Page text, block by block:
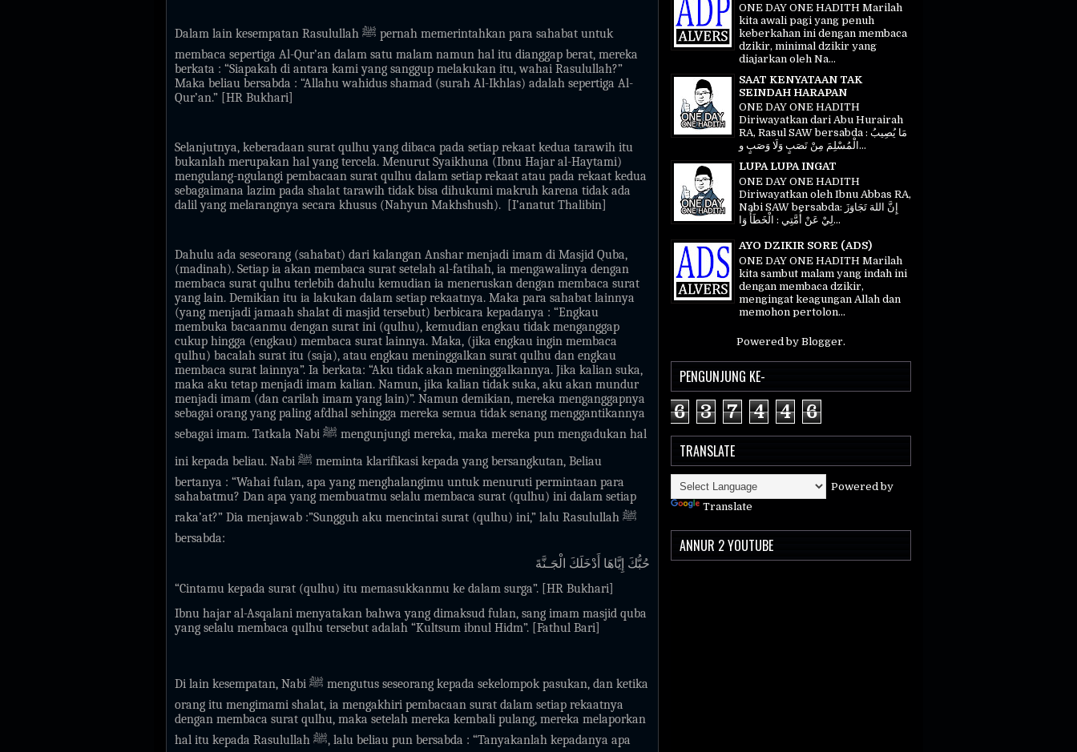
Dalam lain kesempatan Rasulullah ﷺ pernah memerintahkan para sahabat untuk
membaca sepertiga Al-Qur’an dalam satu malam namun hal itu dianggap berat, mereka
berkata : “Siapakah di antara kami yang sanggup melakukan itu, wahai Rasulullah?”
Maka beliau bersabda : “Allahu wahidus shamad (surah Al-Ikhlas) adalah sepertiga Al-
Qur’an.” [HR Bukhari]
Selanjutnya, keberadaan surat qulhu yang dibaca pada setiap rekaat kedua tarawih itu
bukanlah merupakan hal yang tercela. Menurut Syaikhuna (Ibnu Hajar al-Haytami)
mengulang-ngulangi pembacaan surat qulhu dalam setiap rekaat atau pada rekaat kedua
sebagaimana lazim pada shalat tarawih tidak bisa dihukumi makruh karena tidak ada
dalil yang melarangnya secara khusus (Nahyun Makhshush).
[I’anatut Thalibin]
Dahulu ada seseorang (sahabat) dari kalangan Anshar menjadi imam di Masjid Quba,
(madinah). Setiap ia akan membaca surat setelah al-fatihah, ia mengawalinya dengan
membaca surat qulhu terlebih dahulu kemudian ia meneruskan dengan membaca surat
yang lain. Demikian itu ia lakukan dalam setiap rekaatnya. Maka para sahabat lainnya
(yang menjadi jamaah shalat di masjid tersebut) berbicara kepadanya : “Engkau
membuka bacaanmu dengan surat ini (qulhu), kemudian engkau tidak menganggap
cukup hingga (engkau) membaca surat lainnya. Maka, (jika engkau ingin membaca
qulhu) bacalah surat itu (saja), atau engkau meninggalkan surat qulhu dan engkau
membaca surat lainnya”. Ia berkata: “Aku tidak akan meninggalkannya. Jika kalian suka,
maka aku tetap menjadi imam kalian. Namun, jika kalian tidak suka, aku akan mundur
menjadi imam (dan carilah imam yang lain)”. Namun demikian, mereka menganggapnya
sebagai orang yang paling afdhal sehingga mereka semua tidak senang menggantikannya
sebagai imam. Tatkala Nabi ﷺ mengunjungi mereka, maka mereka pun mengadukan hal
ini kepada beliau. Nabi ﷺ meminta klarifikasi kepada yang bersangkutan, Beliau
bertanya : “Wahai fulan, apa yang menghalangimu untuk menuruti permintaan para
sahabatmu? Dan apa yang membuatmu selalu membaca surat (qulhu) ini dalam setiap
raka’at?” Dia menjawab :”Sungguh aku mencintai surat (qulhu) ini,” lalu Rasulullah ﷺ
bersabda:
حُبُّكَ إِيَّاهَا أَدْخَلَكَ الْجَـنَّةَ
“Cintamu kepada surat (qulhu) itu memasukkanmu ke dalam surga”. [HR Bukhari]
Ibnu hajar al-Asqalani menyatakan bahwa yang dimaksud fulan, sang imam masjid quba
yang selalu membaca qulhu tersebut adalah “Kultsum ibnul Hidm”. [Fathul Bari]
Di lain kesempatan, Nabi ﷺ mengutus seseorang kepada sekelompok pasukan, dan ketika
orang itu mengimami shalat, ia mengakhiri pembacaan surat dalam setiap rekaatnya
dengan membaca surat qulhu, maka setelah mereka kembali pulang, mereka melaporkan
hal itu kepada Rasulullah ﷺ, lalu beliau pun bersabda : “Tanyakanlah kepadanya apa
ONE DAY ONE HADITH Marilah
kita awali pagi yang penuh
keberkahan ini dengan membaca
dzikir, minimal dzikir yang
diajarkan oleh Na...
SAAT KENYATAAN TAK
SEINDAH HARAPAN
ONE DAY ONE HADITH
Diriwayatkan dari Abu Hurairah
RA, Rasul SAW bersabda : مَا يُصِيبُ
الْمُسْلِمَ مِنْ نَصَبٍ وَلَا وَصَبٍ و...
LUPA LUPA INGAT
ONE DAY ONE HADITH
Diriwayatkan oleh Ibnu Abbas RA,
Nabi SAW bersabda: إِنَّ اللهَ تَجَاوَزَ
لِيْ عَنْ أُمَّتِي : الْخَطَأُ وَا...
AYO DZIKIR SORE (ADS)
ONE DAY ONE HADITH Marilah
kita sambut malam yang indah ini
dengan membaca dzikir,
mengingat keagungan Allah dan
memohon pertolon...
Powered by Blogger.
PENGUNJUNG KE-
6 3 7 4 4 6
TRANSLATE
Powered by
Translate
ANNUR 2 YOUTUBE